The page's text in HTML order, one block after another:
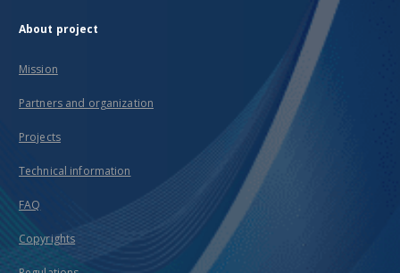
About project
Mission
Partners and organization
Projects
Technical information
FAQ
Copyrights